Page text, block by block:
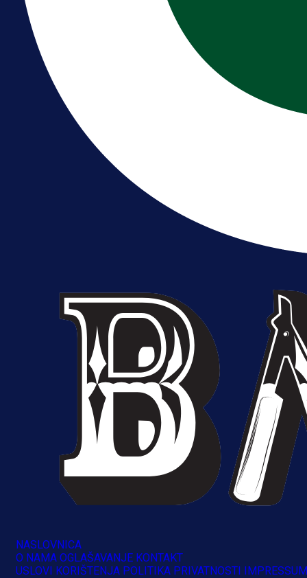
reprezentaciju Njemačke!
NASLOVNICA
O NAMA OGLAŠAVANJE KONTAKT
USLOVI KORIŠTENJA POLITIKA PRIVATNOSTI IMPRESSUM